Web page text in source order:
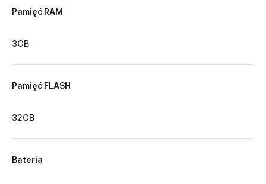
Pamięć RAM
3GB
Pamięć FLASH
32GB
Bateria